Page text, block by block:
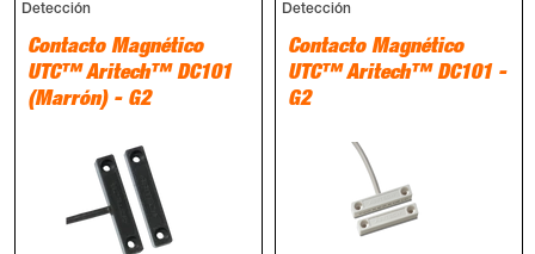
Detección
Contacto Magnético
UTC™ Aritech™ DC101
(Marrón) - G2
Detección
Contacto Magnético
UTC™ Aritech™ DC101 -
G2